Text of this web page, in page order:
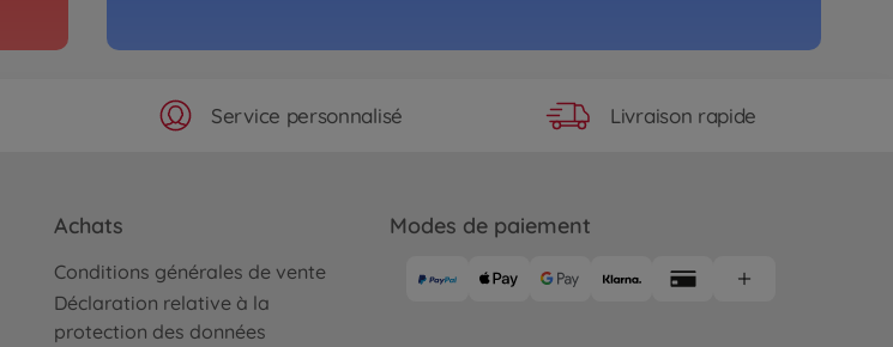
Service personnalisé Livraison rapide
Achats
Conditions générales de vente
Déclaration relative à la
protection des données
Modes de paiement